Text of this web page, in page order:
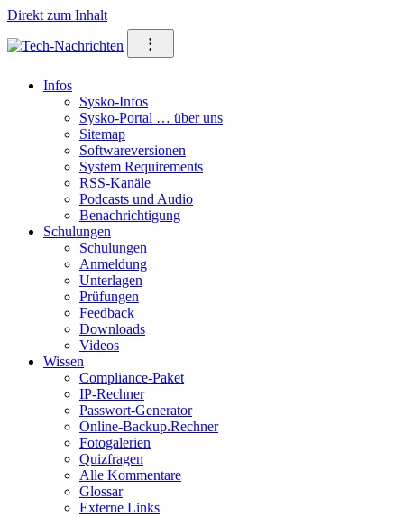
Direkt zum Inhalt
⁝
Infos
Sysko-Infos
Sysko-Portal … über uns
Sitemap
Softwareversionen
System Requirements
RSS-Kanäle
Podcasts und Audio
Benachrichtigung
Schulungen
Schulungen
Anmeldung
Unterlagen
Prüfungen
Feedback
Downloads
Videos
Wissen
Compliance-Paket
IP-Rechner
Passwort-Generator
Online-Backup.Rechner
Fotogalerien
Quizfragen
Alle Kommentare
Glossar
Externe Links